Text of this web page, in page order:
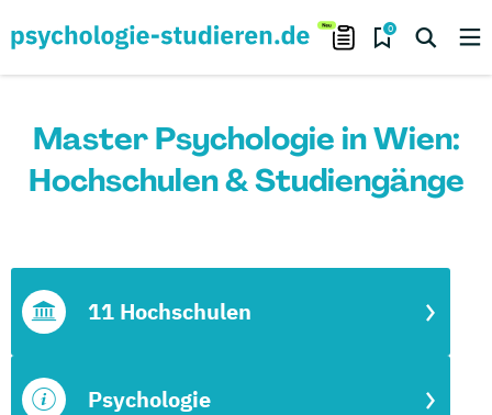
0
Master Psychologie in Wien:
Hochschulen & Studiengänge
Psychologie
11 Hochschulen